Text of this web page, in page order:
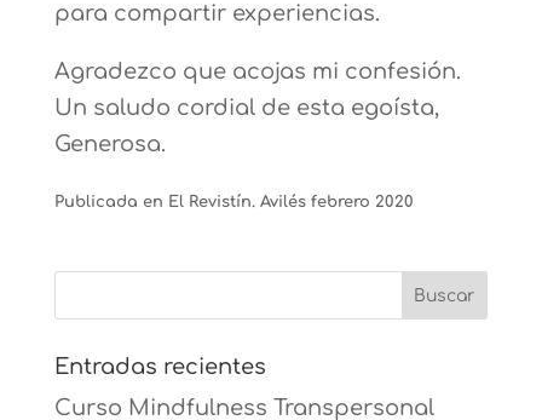
para compartir experiencias.
Agradezco que acojas mi confesión.
Un saludo cordial de esta egoísta,
Generosa.
Publicada en El Revistín. Avilés febrero 2020
Entradas recientes
Curso Mindfulness Transpersonal